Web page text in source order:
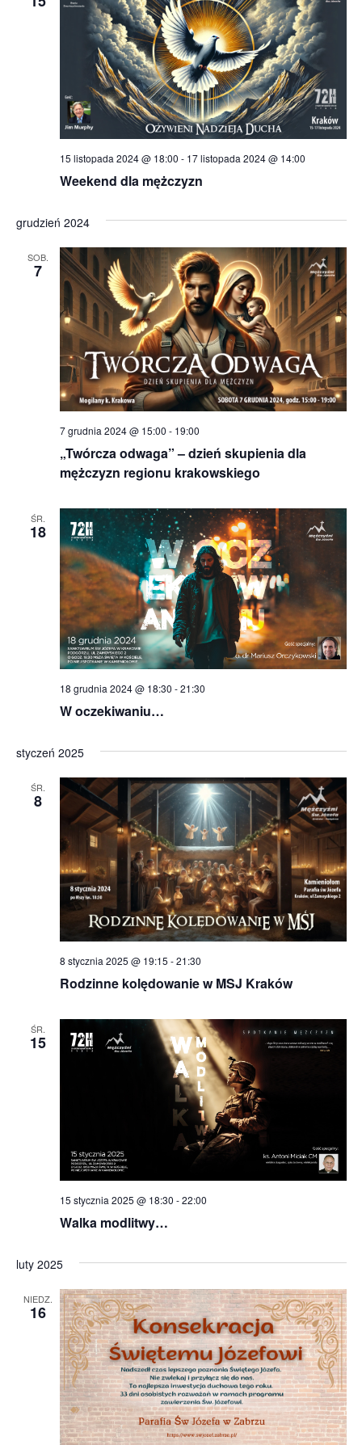
Weekend dla mężczyzn
15 listopada 2024 @ 18:00 - 17 listopada 2024 @ 14:00
grudzień 2024
SOB.
7
„Twórcza odwaga” – dzień skupienia dla
mężczyzn regionu krakowskiego
7 grudnia 2024 @ 15:00 - 19:00
ŚR.
18
W oczekiwaniu…
18 grudnia 2024 @ 18:30 -21:30
styczeń 2025
ŚR.
8
Rodzinne kolędowanie w MSJ Kraków
8 stycznia 2025 @ 19:15 -21:30
ŚR.
15
Walka modlitwy…
15 stycznia 2025 @ 18:30 -22:00
luty 2025
NIEDZ.
16